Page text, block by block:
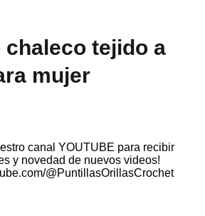
chaleco tejido a
mujer
canal YOUTUBE para recibir
y novedad de nuevos videos!
@PuntillasOrillasCrochet